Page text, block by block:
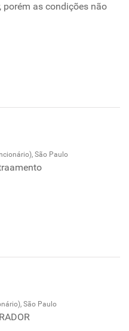
porém as condições não
São Paulo
São Paulo